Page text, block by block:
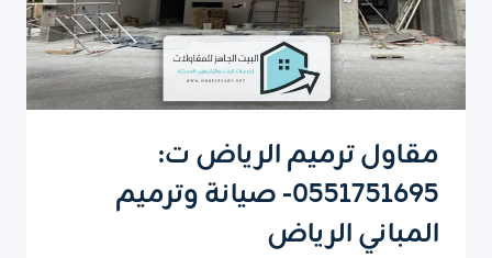
مقاول ترميم الرياض ت:
0551751695- صيانة وترميم
المباني الرياض